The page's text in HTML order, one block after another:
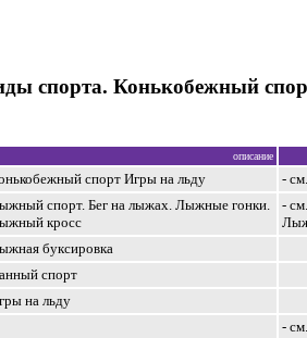
спорта. Конькобежный
описание
спорт Игры на льду -
спорт. Бег на лыжах. Лыжные гонки.
кросс
-
буксировка
спорт
на льду
-